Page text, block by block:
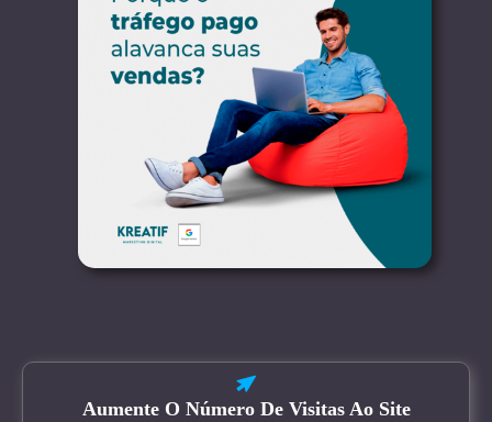
Aumente O Número De Visitas Ao Site